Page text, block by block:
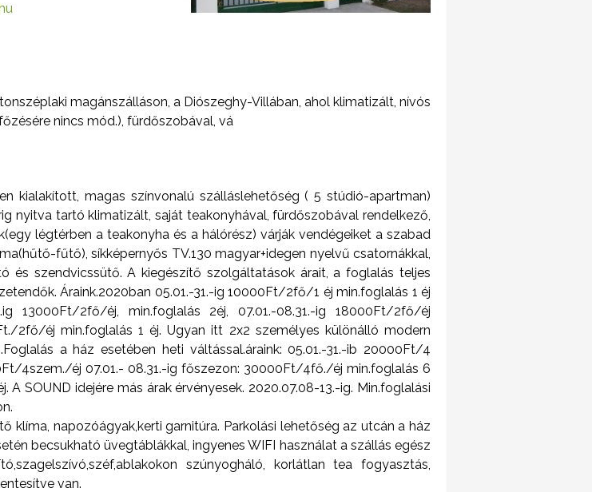
magánszálláson, a Diószeghy-Villában, ahol klimatizált, nívós
nincs mód.), fürdőszobával, vá
kialakított, magas színvonalú szálláslehetőség ( 5 stúdió-apartman)
nyitva tartó klimatizált, saját teakonyhával, fürdőszobával rendelkező,
légtérben a teakonyha és a hálórész) várják vendégeiket a szabad
fűtő), síkképernyős TV.130 magyar+idegen nyelvű csatornákkal,
és szendvicssütő. A kiegészítő szolgáltatások árait, a foglalás teljes
Áraink.2020ban 05.01.-31.-ig 10000Ft/2fő/1 éj min.foglalás 1 éj
13000Ft/2fő/éj, min.foglalás 2éj, 07.01.-08.31.-ig 18000Ft/2fő/éj
2fő/éj min.foglalás 1 éj. Ugyan itt 2x2 személyes különálló modern
a ház esetében heti váltással.áraink: 05.01.-31.-ib 20000Ft/4
4szem./éj 07.01.- 08.31.-ig főszezon: 30000Ft/4fő./éj min.foglalás 6
SOUND idejére más árak érvényesek. 2020.07.08-13.-ig. Min.foglalási
napozóágyak,kerti garnitúra. Parkolási lehetőség az utcán a ház
becsukható üvegtáblákkal, ingyenes WIFI használat a szállás egész
szúnyogháló, korlátlan tea fogyasztás,
van.